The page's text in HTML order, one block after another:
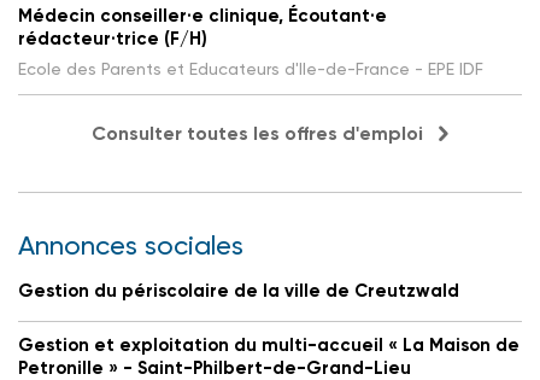
Médecin conseiller·e clinique, Écoutant·e
rédacteur·trice (F/H)
Ecole des Parents et Educateurs d'Ile-de-France - EPE IDF
Consulter toutes les offres d'emploi
Annonces sociales
Gestion du périscolaire de la ville de Creutzwald
Gestion et exploitation du multi-accueil « La Maison de
Petronille » - Saint-Philbert-de-Grand-Lieu